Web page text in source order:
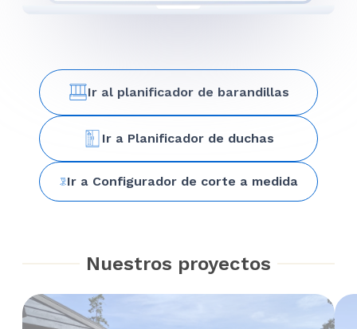
Ir al planificador de barandillas
Ir a Planificador de duchas
Ir a Configurador de corte a medida
Nuestros proyectos